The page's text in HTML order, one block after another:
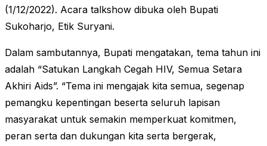
(1/12/2022). Acara talkshow dibuka oleh Bupati
Sukoharjo, Etik Suryani.
Dalam sambutannya, Bupati mengatakan, tema tahun ini
adalah “Satukan Langkah Cegah HIV, Semua Setara
Akhiri Aids”. “Tema ini mengajak kita semua, segenap
pemangku kepentingan beserta seluruh lapisan
masyarakat untuk semakin memperkuat komitmen,
peran serta dan dukungan kita serta bergerak,